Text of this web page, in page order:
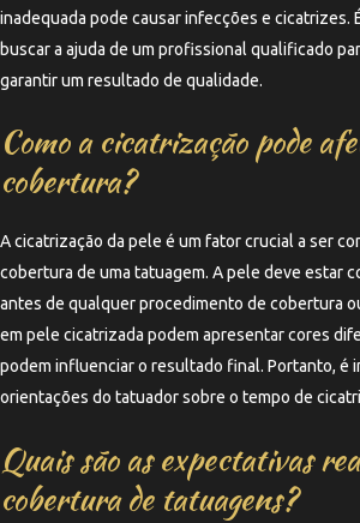
inadequada pode causar infecções e cicatrizes.
buscar a ajuda de um profissional qualificado
garantir um resultado de qualidade.
Como a cicatrização pode
cobertura?
A cicatrização da pele é um fator crucial a ser
cobertura de uma tatuagem. A pele deve estar
antes de qualquer procedimento de cobertura
em pele cicatrizada podem apresentar cores
podem influenciar o resultado final. Portanto, é
orientações do tatuador sobre o tempo de
Quais são as expectativas
cobertura de tatuagens?